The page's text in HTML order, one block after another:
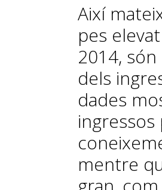
Així
pes
2014,
dels
dades
mentre